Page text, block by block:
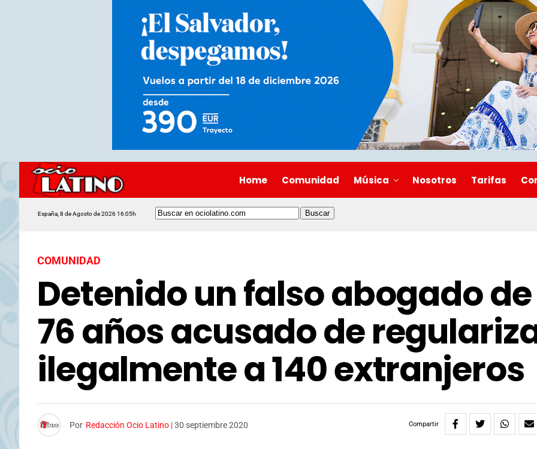
Home Comunidad Música Nosotros Tarifas
España, 8 de Agosto de 2026 16:05h
COMUNIDAD
Detenido un falso abogado de
76 años acusado de
ilegalmente a 140 extranjeros
Por Redacción Ocio Latino |30 septiembre 2020 Compartir